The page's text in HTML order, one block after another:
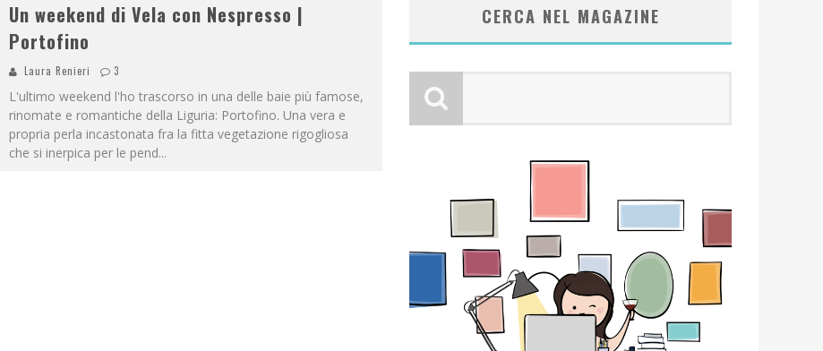
Un weekend di Vela con Nespresso |
Portofino
Laura Renieri 3
L'ultimo weekend l'ho trascorso in una delle baie più famose,
rinomate e romantiche della Liguria: Portofino. Una vera e
propria perla incastonata fra la fitta vegetazione rigogliosa
che si inerpica per le pend...
CERCA NEL MAGAZINE